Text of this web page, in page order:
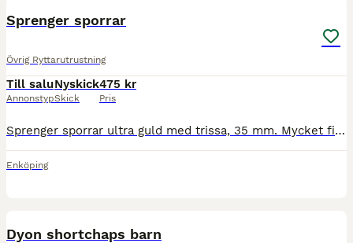
Sprenger sporrar
Övrig Ryttarutrustning
Till salu
Annonstyp
Nyskick
Skick
475 kr
Pris
Sprenger sporrar ultra guld med trissa, 35 mm. Mycket fint skick. Nypris 795 kr. Köparen står för eventuell frakt.
Enköping
Dyon shortchaps barn